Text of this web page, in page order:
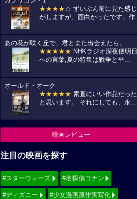
★★★★☆ ずいぶん前に見た感じ
がしますが、面白かったです。作
あの花が咲く丘で、君とまた出会えたら。
★★★★★ NHKラジオ深夜便明日
への言葉,夏の特集は戦争と平...
オールド・オーク
★★★★★ 素直にいい作品だった
と思います。 それにしても、永...
映画レビュー
注目の映画を探す
#スターウォーズ #名探偵コナン
#ディズニー #少女漫画原作実写化